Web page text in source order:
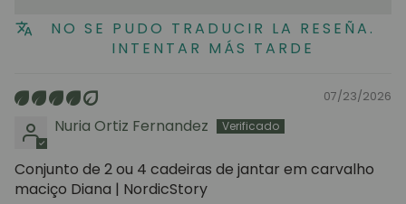
NO SE PUDO TRADUCIR LA RESEÑA.
INTENTAR MÁS TARDE
07/23/2026
Nuria Ortiz Fernandez
Conjunto de 2 ou 4 cadeiras de jantar em carvalho
maciço Diana | NordicStory